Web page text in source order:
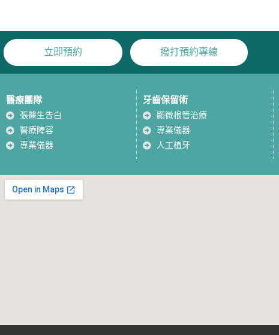
立即預約 撥打預約專線
醫療團隊
張醫生告白
醫療陣容
專業儀器
牙齒保留術
顯微根管治療
專業儀器
人工植牙